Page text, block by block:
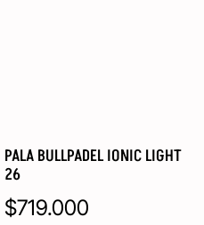
PALA BULLPADEL IONIC LIGHT
26
$719.000